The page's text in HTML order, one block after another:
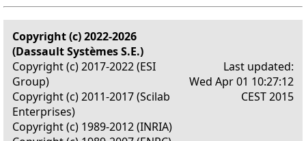
Copyright (c) 2022-2026
(Dassault Systèmes S.E.)
Copyright (c) 2017-2022 (ESI
Group)
Copyright (c) 2011-2017 (Scilab
Enterprises)
Copyright (c) 1989-2012 (INRIA)
Last updated:
Wed Apr 01 10:27:12
CEST 2015